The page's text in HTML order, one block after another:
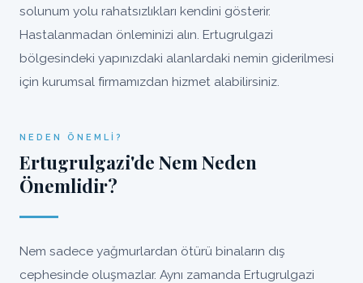
solunum yolu rahatsızlıkları kendini gösterir.
Hastalanmadan önleminizi alın. Ertugrulgazi
bölgesindeki yapınızdaki alanlardaki nemin giderilmesi
için kurumsal firmamızdan hizmet alabilirsiniz.
NEDEN ÖNEMLI?
Ertugrulgazi'de Nem Neden
Önemlidir?
Nem sadece yağmurlardan ötürü binaların dış
cephesinde oluşmazlar. Aynı zamanda Ertugrulgazi